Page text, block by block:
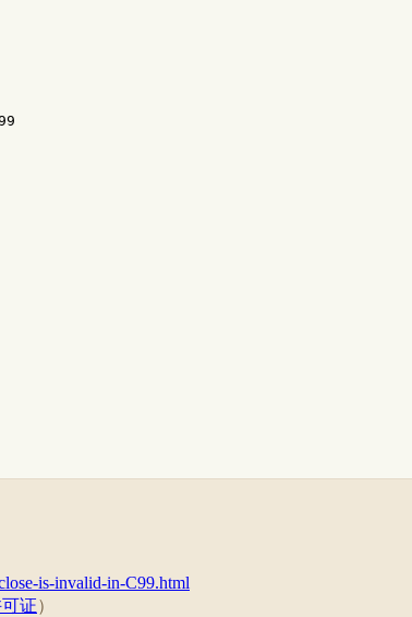
is-invalid-in-C99.html
证）